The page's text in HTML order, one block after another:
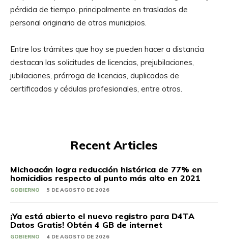
pérdida de tiempo, principalmente en traslados de
personal originario de otros municipios.
Entre los trámites que hoy se pueden hacer a distancia
destacan las solicitudes de licencias, prejubilaciones,
jubilaciones, prórroga de licencias, duplicados de
certificados y cédulas profesionales, entre otros.
Recent Articles
Michoacán logra reducción histórica de 77% en
homicidios respecto al punto más alto en 2021
GOBIERNO 5 DE AGOSTO DE 2026
¡Ya está abierto el nuevo registro para D4TA
Datos Gratis! Obtén 4 GB de internet
GOBIERNO 4 DE AGOSTO DE 2026